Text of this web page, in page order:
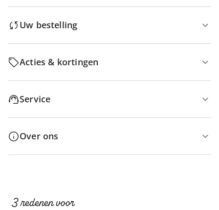
Uw bestelling
Acties & kortingen
Service
Over ons
3 redenen voor